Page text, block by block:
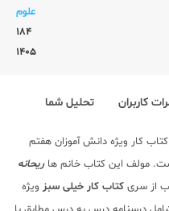
علوم
184
1405
کاربران تحلیل شما
کار ویژه دانش آموزان هفتم
مولف این کتاب خانم هاریحانه
از سری کتاب کار خیلی سبز ویژه